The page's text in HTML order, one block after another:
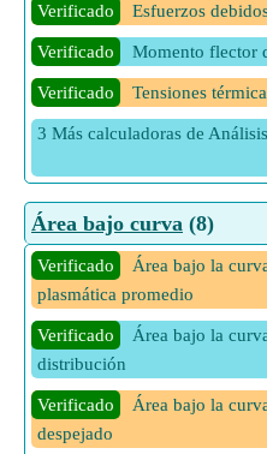
de Celda de Concentración sin
1 Más calculadoras de
Verificado Esfuerzos
Verificado Momento flector
Verificado Tensiones
3 Más calculadoras de
Área bajo curva (8)
Verificado
Área bajo la
plasmática promedio
Verificado
Área bajo la
distribución
Verificado
Área bajo la
despejado